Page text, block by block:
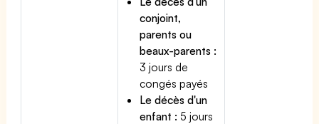
conjoint,
parents ou
beaux-parents :
3 jours de
congés payés
Le décès d'un
enfant : 5 jours